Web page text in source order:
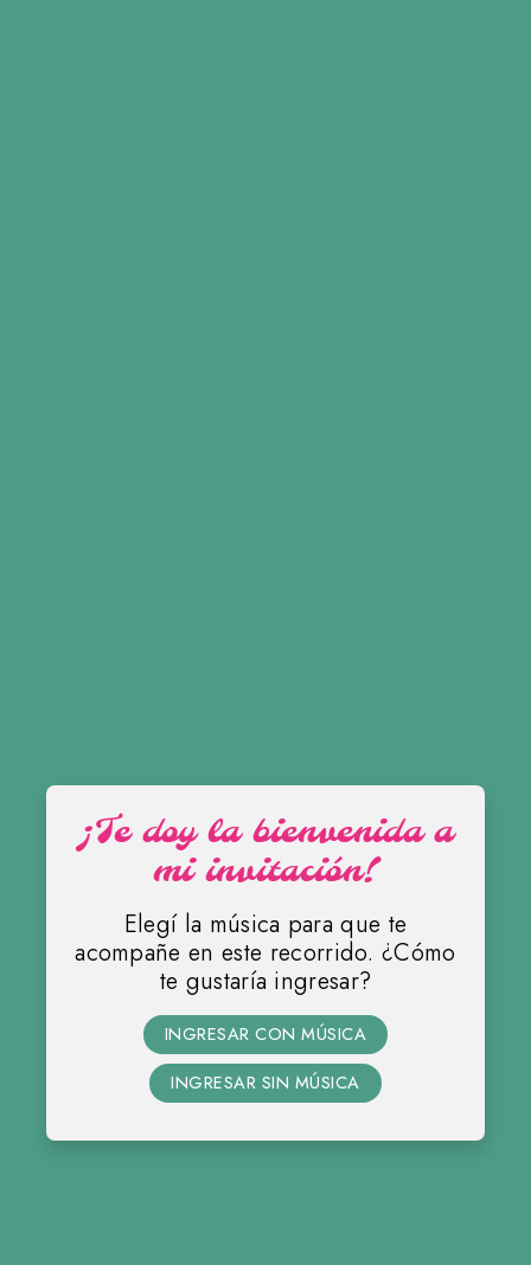
Abigail
MIS 15 AÑOS
12 • 09 • 2026
¡Te doy la bienvenida a
mi invitación!
Elegí la música para que te
acompañe en este recorrido. ¿Cómo
te gustaría ingresar?
INGRESAR CON MÚSICA
INGRESAR SIN MÚSICA